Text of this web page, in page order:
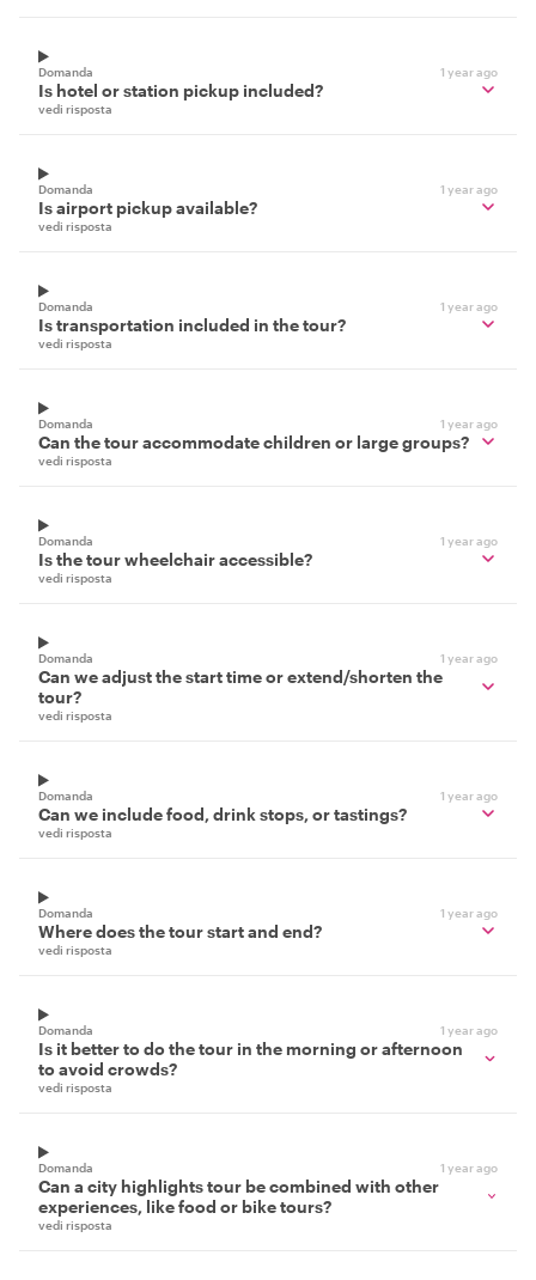
Domanda 1 year ago
Is hotel or station pickup included?
vedi risposta
Domanda 1 year ago
Is airport pickup available?
vedi risposta
Domanda 1 year ago
Is transportation included in the tour?
vedi risposta
Domanda 1 year ago
Can the tour accommodate children or large groups?
vedi risposta
Domanda 1 year ago
Is the tour wheelchair accessible?
vedi risposta
Domanda 1 year ago
Can we adjust the start time or extend/shorten the
tour?
vedi risposta
Domanda 1 year ago
Can we include food, drink stops, or tastings?
vedi risposta
Domanda 1 year ago
Where does the tour start and end?
vedi risposta
Domanda 1 year ago
Is it better to do the tour in the morning or afternoon
to avoid crowds?
vedi risposta
Domanda 1 year ago
Can a city highlights tour be combined with other
experiences, like food or bike tours?
vedi risposta